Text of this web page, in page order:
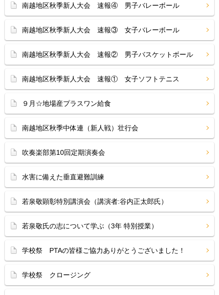
南越地区秋季新人大会 速報④ 男子バレーボール
南越地区秋季新人大会 速報③ 女子バレーボール
南越地区秋季新人大会 速報② 男子バスケットボール
南越地区秋季新人大会 速報① 女子ソフトテニス
９月☆地場産プラスワン給食
南越地区秋季中体連（新人戦）壮行会
吹奏楽部第10回定期演奏会
水害に備えた垂直避難訓練
若泉敬顕彰特別講演会（講演者:谷内正太郎氏）
若泉敬氏の志について学ぶ（3年 特別授業）
学校祭 PTAの皆様ご協力ありがとうございました！
学校祭 クロージング